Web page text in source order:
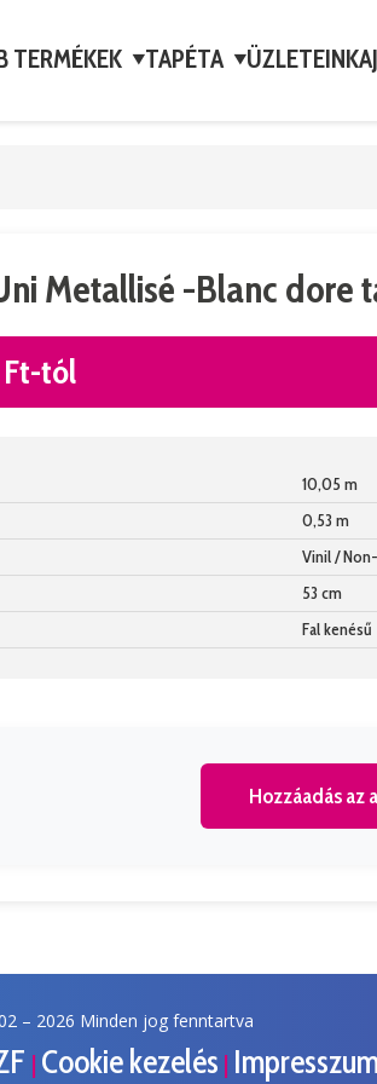
TERMÉKEK ▼TAPÉTA ▼ÜZLETEINK
Metallisé -Blanc dore
Ft-tól
10,05 m
0,53 m
Vinil /
53 cm
Fal kenésű
Hozzáadás az
– 2026 Minden jog fenntartva
| Cookie kezelés |